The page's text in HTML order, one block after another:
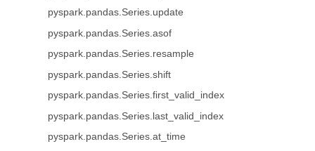
pyspark.pandas.Series.update
pyspark.pandas.Series.asof
pyspark.pandas.Series.resample
pyspark.pandas.Series.shift
pyspark.pandas.Series.first_valid_index
pyspark.pandas.Series.last_valid_index
pyspark.pandas.Series.at_time